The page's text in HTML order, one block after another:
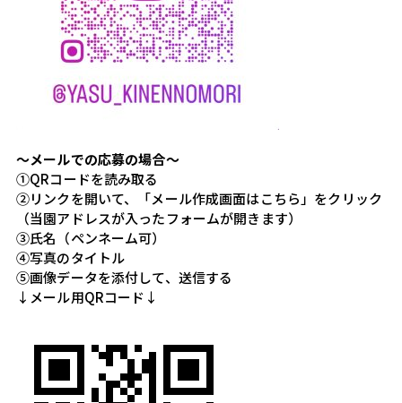
～メールでの応募の場合～
①QRコードを読み取る
②リンクを開いて、「メール作成画面はこちら」をクリック
（当園アドレスが入ったフォームが開きます）
③氏名（ペンネーム可）
④写真のタイトル
⑤画像データを添付して、送信する
↓メール用QRコード↓